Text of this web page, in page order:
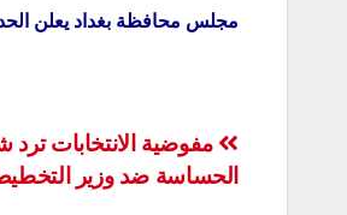
مجلس محافظة بغداد يعلن الحداد لمدة 3 أيام على استشهاد
تصفّح
المقالات
مفوضية الانتخابات ترد
الحساسة ضد وزير